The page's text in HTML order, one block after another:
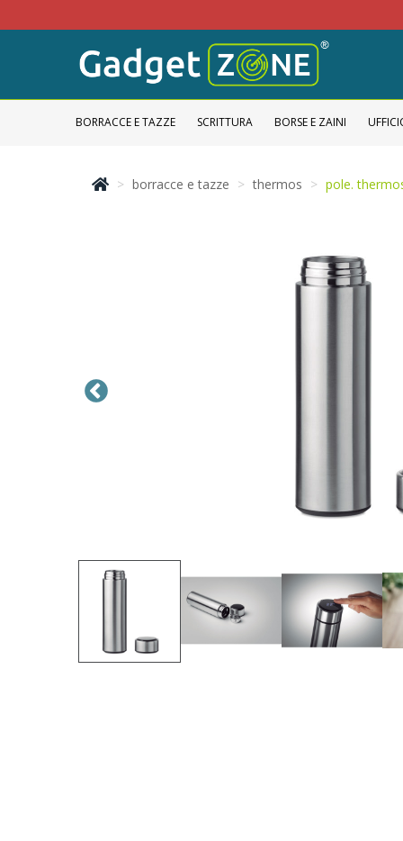
BORRACCE E TAZZE SCRITTURA BORSE E ZAINI
borracce e tazze thermos pole.